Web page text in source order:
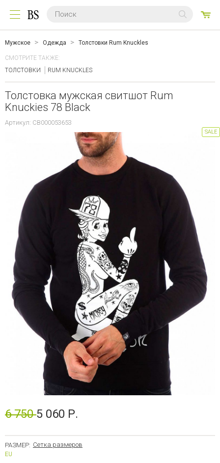
Мужское Одежда Толстовки Rum Knuckles
СМОТРИТЕ ТАКЖЕ:
ТОЛСТОВКИ
RUM KNUCKLES
Толстовка мужская свитшот Rum
Knuckies 78 Black
Артикул: CB000053653
SALE
6 7505 060 Р.
РАЗМЕР: Сетка размеров
EU